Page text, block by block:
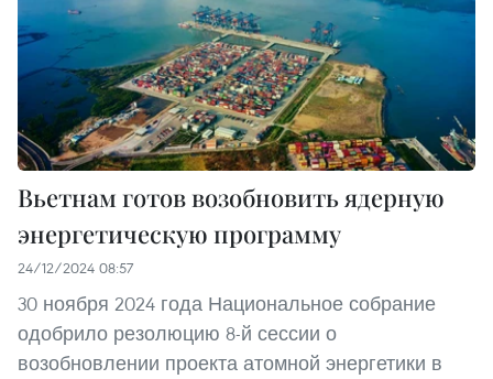
Вьетнам готов возобновить ядерную
энергетическую программу
24/12/2024 08:57
30 ноября 2024 года Национальное собрание
одобрило резолюцию 8-й сессии о
возобновлении проекта атомной энергетики в